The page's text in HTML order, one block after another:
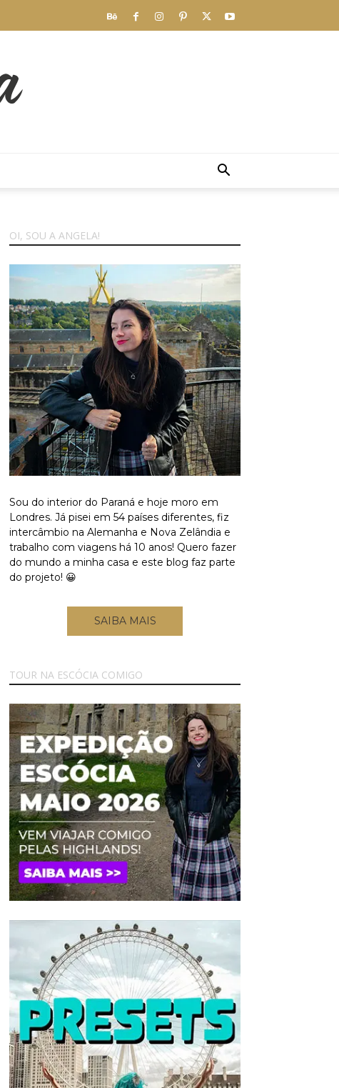
OI, SOU A ANGELA!
Sou do interior do Paraná e hoje moro em
Londres. Já pisei em 54 países diferentes, fiz
intercâmbio na Alemanha e Nova Zelândia e
trabalho com viagens há 10 anos! Quero fazer
do mundo a minha casa e este blog faz parte
do projeto! 😀
SAIBA MAIS
TOUR NA ESCÓCIA COMIGO